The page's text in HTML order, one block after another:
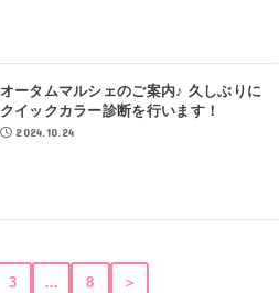
オータムマルシェのご案内♪ 久しぶりに
クイックカラー診断を行います！
2024.10.24
3 … 8 ＞